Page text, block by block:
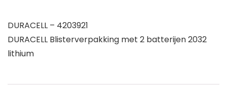
DURACELL – 4203921
DURACELL Blisterverpakking met 2 batterijen 2032
lithium